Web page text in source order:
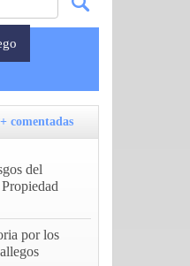
+ comentadas
del
por los